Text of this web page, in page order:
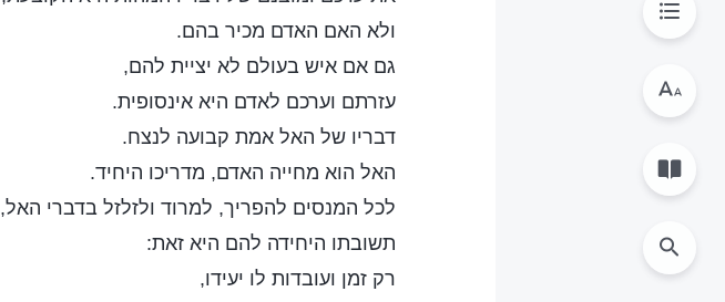
ולא האם האדם מכיר בהם.
גם אם איש בעולם לא יציית להם,
עזרתם וערכם לאדם היא אינסופית.
דבריו של האל אמת קבועה לנצח.
האל הוא מחייה האדם, מדריכו היחיד.
לכל המנסים להפריך, למרוד ולזלזל בדברי האל,
תשובתו היחידה להם היא זאת:
רק זמן ועובדות לו יעידו,